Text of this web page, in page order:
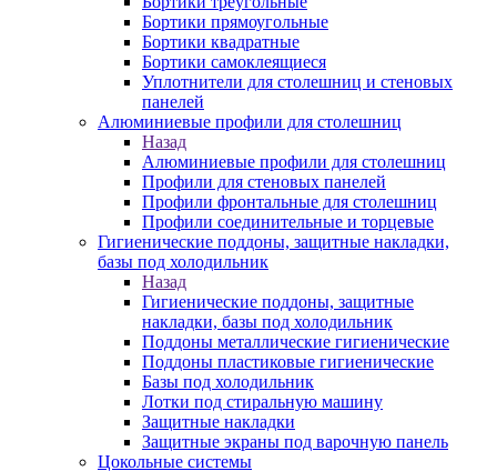
Бортики прямоугольные
Бортики квадратные
Бортики самоклеящиеся
Уплотнители для столешниц и стеновых
панелей
Алюминиевые профили для столешниц
Назад
Алюминиевые профили для столешниц
Профили для стеновых панелей
Профили фронтальные для столешниц
Профили соединительные и торцевые
Гигиенические поддоны, защитные накладки,
базы под холодильник
Назад
Гигиенические поддоны, защитные
накладки, базы под холодильник
Поддоны металлические гигиенические
Поддоны пластиковые гигиенические
Базы под холодильник
Лотки под стиральную машину
Защитные накладки
Защитные экраны под варочную панель
Цокольные системы